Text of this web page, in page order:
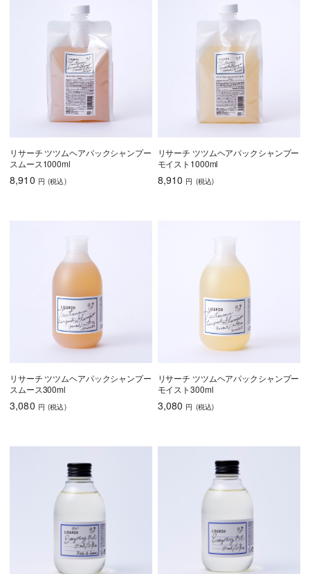
リサーチ ツツムヘアパックシャンプー
スムース1000ml
8,910 円 (税込)
リサーチ ツツムヘアパックシャンプー
モイスト1000ml
8,910 円 (税込)
リサーチ ツツムヘアパックシャンプー
スムース300ml
3,080 円 (税込)
リサーチ ツツムヘアパックシャンプー
モイスト300ml
3,080 円 (税込)